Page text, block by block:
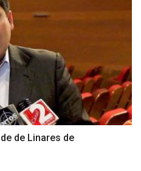
de Linares de